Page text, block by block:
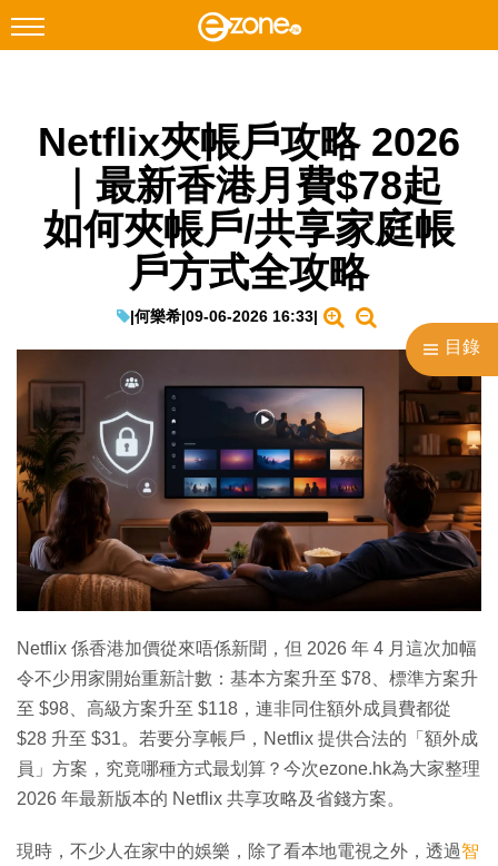
Facebook Instagram
網絡生活
EduTech
IT Times
生成式AI與雲端應用
Enterprise Digital Transformation
特集
目錄
Netflix夾帳戶攻略 2026
｜最新香港月費$78起
如何夾帳戶/共享家庭帳
戶方式全攻略
|何樂希|09-06-2026 16:33|
Netflix 係香港加價從來唔係新聞，但 2026 年 4 月這次加幅
令不少用家開始重新計數：基本方案升至 $78、標準方案升
至 $98、高級方案升至 $118，連非同住額外成員費都從
$28 升至 $31。若要分享帳戶，Netflix 提供合法的「額外成
員」方案，究竟哪種方式最划算？今次ezone.hk為大家整理
2026 年最新版本的 Netflix 共享攻略及省錢方案。
現時，不少人在家中的娛樂，除了看本地電視之外，透過智